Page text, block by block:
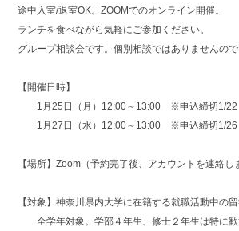
途中入室/退室OK。ZOOMでのオンライン開催。
ランチを食べながら気軽にご参加ください。
グループ相談会です。個別相談ではありませんので
【開催日時】
1月25日（月）12:00～13:00 ※申込締切1/22
1月27日（水）12:00～13:00 ※申込締切1/26
【場所】Zoom（予約完了後、アカウントを連絡し
【対象】神奈川県内大学に在籍する就職活動中の留
全学年対象。学部４年生、修士２年生は特に歓